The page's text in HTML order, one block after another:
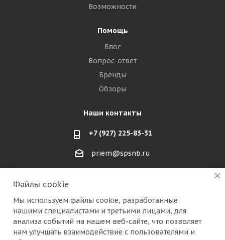
Возможности
Помощь
Блог
Вопрос-ответ
Бренды
Обзоры
Наши контакты
+7 (927) 225-83-31
priem@spsnb.ru
г. Александров (Владимирская область)
г. Москва (радио рынок "Митино")
Файлы cookie
Мы используем файлы cookie, разработанные
нашими специалистами и третьими лицами, для
анализа событий на нашем веб-сайте, что позволяет
нам улучшать взаимодействие с пользователями и